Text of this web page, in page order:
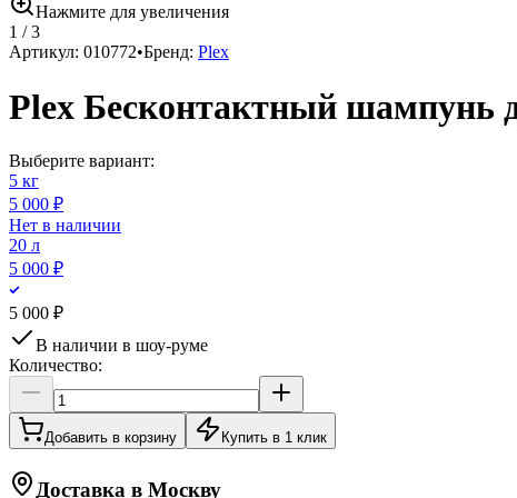
Нажмите для увеличения
1 /3
Артикул: 010772•Бренд: Plex
Plex Бесконтактный шампунь
Выберите вариант:
5 кг
5 000 ₽
Нет в наличии
20 л
5 000 ₽
5 000 ₽
В наличии в шоу-руме
Количество:
Добавить в корзину Купить в 1 клик
Доставка в Москву